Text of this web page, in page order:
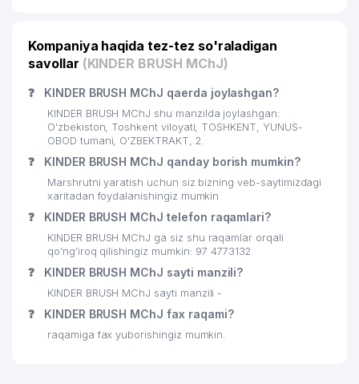
Kompaniya haqida tez-tez so'raladigan
savollar (KINDER BRUSH MChJ)
❓ KINDER BRUSH MChJ qaerda joylashgan?
KINDER BRUSH MChJ shu manzilda joylashgan:
O'zbekiston, Toshkent viloyati, TOSHKENT, YUNUS-
OBOD tumani, O'ZBEKTRAKT, 2.
❓ KINDER BRUSH MChJ qanday borish mumkin?
Marshrutni yaratish uchun siz bizning veb-saytimizdagi
xaritadan foydalanishingiz mumkin
❓ KINDER BRUSH MChJ telefon raqamlari?
KINDER BRUSH MChJ ga siz shu raqamlar orqali
qo’ng’iroq qilishingiz mumkin: 97 4773132
❓ KINDER BRUSH MChJ sayti manzili?
KINDER BRUSH MChJ sayti manzili -
❓ KINDER BRUSH MChJ fax raqami?
raqamiga fax yuborishingiz mumkin.